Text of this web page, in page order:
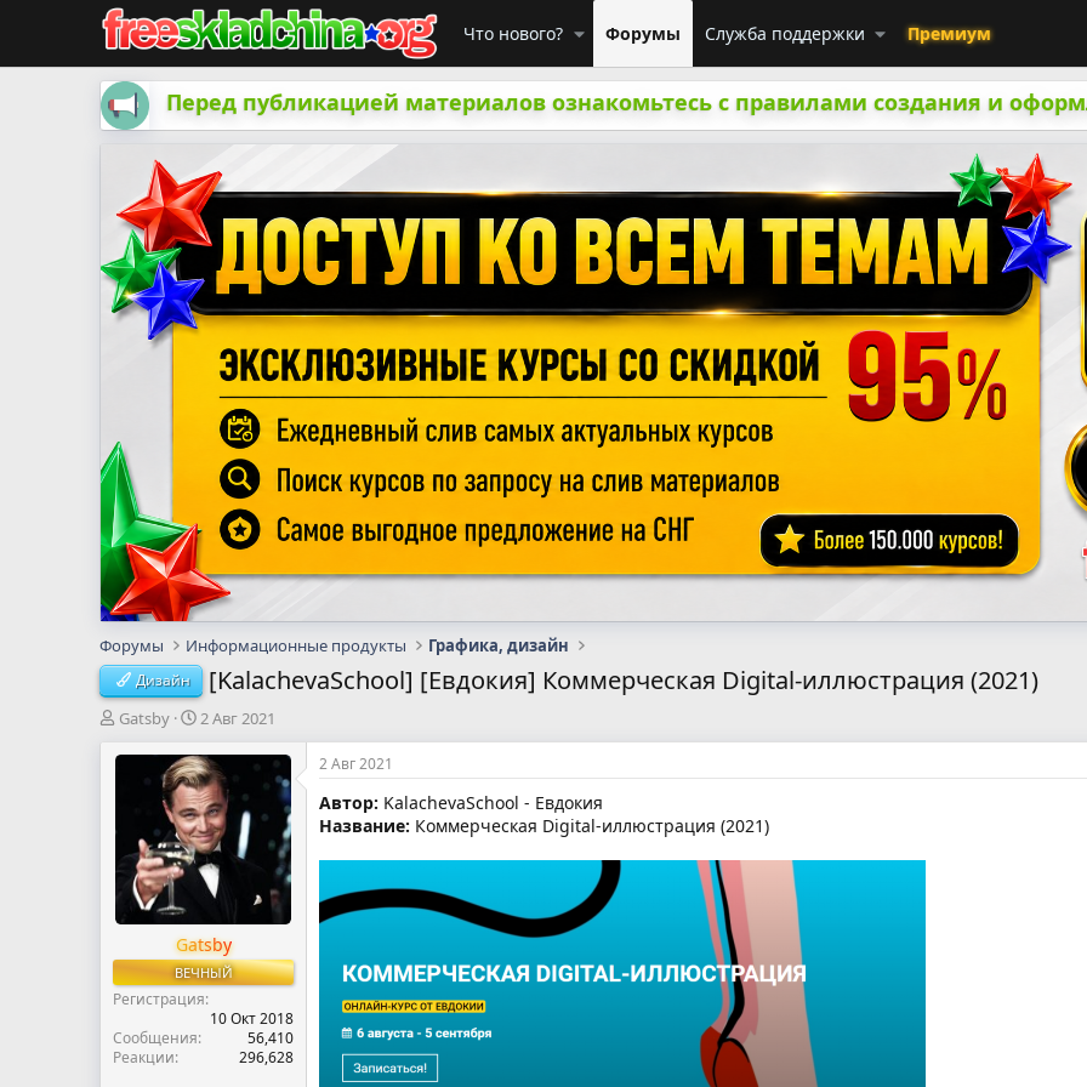
Что нового? Форумы Служба поддержки Премиум
Перед публикацией материалов ознакомьтесь с правилами создания и
Форумы Информационные продукты Графика, дизайн
Дизайн [KalachevaSchool] [Евдокия] Коммерческая Digital-иллюстрация (2021)
А
т
м
ы
Gatsby
Д
т
а
н
а
ч
а
л
2 Авг 2021
Gatsby
ВЕЧНЫЙ
Регистрация
10 Окт 2018
Сообщения
56,410
Реакции
296,628
2 Авг 2021
Автор: KalachevaSchool - Евдокия
Название: Коммерческая Digital-иллюстрация (2021)